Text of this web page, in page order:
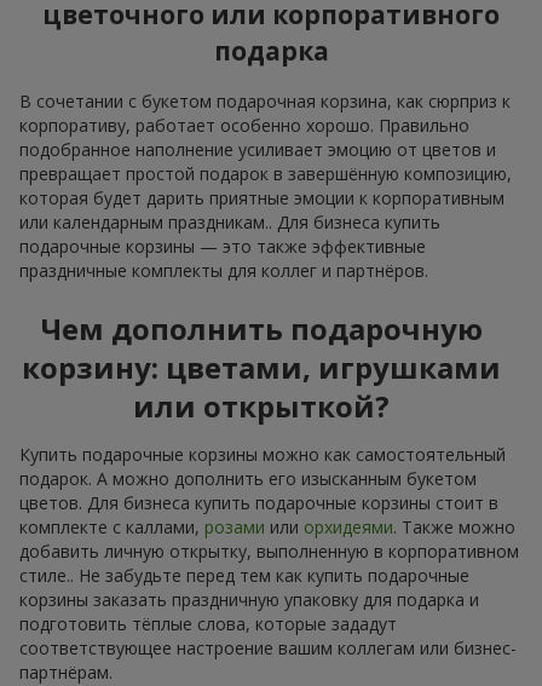
цветочного или корпоративного
подарка
В сочетании с букетом подарочная корзина, как сюрприз к
корпоративу, работает особенно хорошо. Правильно
подобранное наполнение усиливает эмоцию от цветов и
превращает простой подарок в завершённую композицию,
которая будет дарить приятные эмоции к корпоративным
или календарным праздникам.. Для бизнеса купить
подарочные корзины — это также эффективные
праздничные комплекты для коллег и партнёров.
Чем дополнить подарочную
корзину: цветами, игрушками
или открыткой?
Купить подарочные корзины можно как самостоятельный
подарок. А можно дополнить его изысканным букетом
цветов. Для бизнеса купить подарочные корзины стоит в
комплекте с каллами, розами или орхидеями. Также можно
добавить личную открытку, выполненную в корпоративном
стиле.. Не забудьте перед тем как купить подарочные
корзины заказать праздничную упаковку для подарка и
подготовить тёплые слова, которые зададут
соответствующее настроение вашим коллегам или бизнес-
партнёрам.